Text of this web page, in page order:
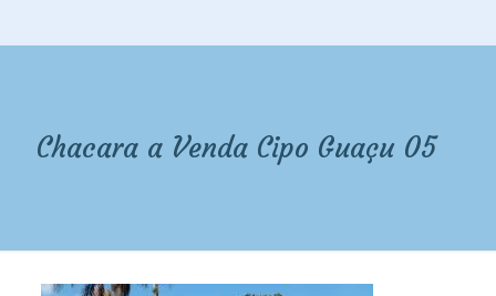
Chacara a Venda Cipo Guaçu 05